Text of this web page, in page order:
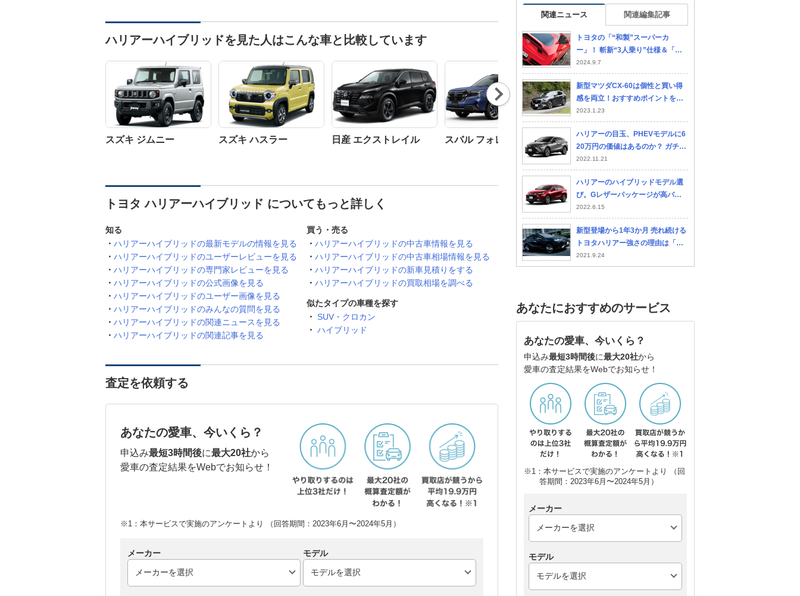
ハリアーハイブリッドを見た人はこんな車と比較しています
スズキ ジムニー スズキ ハスラー 日産 エクストレイル スバル フォレスター マツダ CX-5 ホンダ ヴェゼル
Nex
t
トヨタ ハリアーハイブリッド についてもっと詳しく
知る
ハリアーハイブリッドの最新モデルの情報を見る
ハリアーハイブリッドのユーザーレビューを見る
ハリアーハイブリッドの専門家レビューを見る
ハリアーハイブリッドの公式画像を見る
ハリアーハイブリッドのユーザー画像を見る
ハリアーハイブリッドのみんなの質問を見る
ハリアーハイブリッドの関連ニュースを見る
ハリアーハイブリッドの関連記事を見る
買う・売る
ハリアーハイブリッドの中古車情報を見る
ハリアーハイブリッドの中古車相場情報を見る
ハリアーハイブリッドの新車見積りをする
ハリアーハイブリッドの買取相場を調べる
似たタイプの車種を探す
SUV・クロカン
ハイブリッド
査定を依頼する
あなたの愛車、今いくら？
申込み最短3時間後に最大20社から
愛車の査定結果をWebでお知らせ！
※1：本サービスで実施のアンケートより （回答期間：2023年6月〜2024年5月）
メーカー モデル
関連ニュース 関連編集記事
トヨタの「“和製”スーパーカ
ー」！ 斬新“3人乗り”仕様＆「ハ
イブリッド」搭載！ 全長4.3m級ボ
ディに大排気量「V6」搭載した
「アレッサンドロ・ボルタ」とは
2024.9.7
新型マツダCX-60は個性と買い得
感を両立！おすすめポイントを紹
介！
2023.1.23
ハリアーの目玉、PHEVモデルに6
20万円の価値はあるのか？ ガチ＆
意外なライバルと比較した！
2022.11.21
ハリアーのハイブリッドモデル選
び。Gレザーパッケージが高バラ
ンスだがZグレードがお得なケース
もあり
2022.6.15
新型登場から1年3か月 売れ続ける
トヨタハリアー強さの理由は「ち
ょうどよさ」!??
2021.9.24
あなたにおすすめのサービス
あなたの愛車、今いくら？
申込み最短3時間後に最大20社から
愛車の査定結果をWebでお知らせ！
※1：本サービスで実施のアンケートより （回
答期間：2023年6月〜2024年5月）
メーカー
モデル